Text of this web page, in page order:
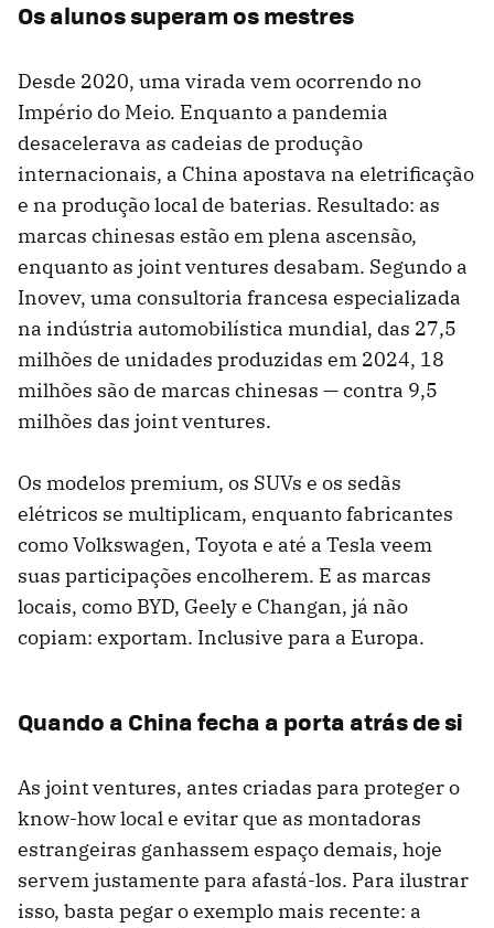
Os alunos superam os mestres
Desde 2020, uma virada vem ocorrendo no
Império do Meio. Enquanto a pandemia
desacelerava as cadeias de produção
internacionais, a China apostava na eletrificação
e na produção local de baterias. Resultado: as
marcas chinesas estão em plena ascensão,
enquanto as joint ventures desabam. Segundo a
Inovev, uma consultoria francesa especializada
na indústria automobilística mundial, das 27,5
milhões de unidades produzidas em 2024, 18
milhões são de marcas chinesas — contra 9,5
milhões das joint ventures.
Os modelos premium, os SUVs e os sedãs
elétricos se multiplicam, enquanto fabricantes
como Volkswagen, Toyota e até a Tesla veem
suas participações encolherem. E as marcas
locais, como BYD, Geely e Changan, já não
copiam: exportam. Inclusive para a Europa.
Quando a China fecha a porta atrás de si
As joint ventures, antes criadas para proteger o
know-how local e evitar que as montadoras
estrangeiras ganhassem espaço demais, hoje
servem justamente para afastá-los. Para ilustrar
isso, basta pegar o exemplo mais recente: a